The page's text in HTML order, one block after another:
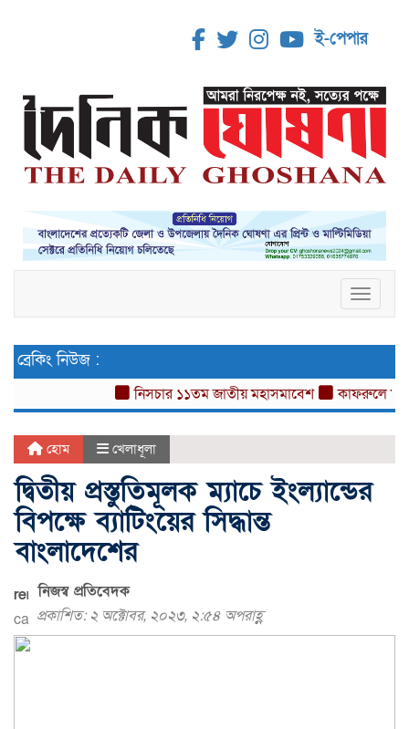
ই-পেপার
ব্রেকিং নিউজ :
নিসচার ১১তম জাতীয় মহাসমাবেশ কাফরুলে
হোম খেলাধূলা
দ্বিতীয় প্রস্তুতিমূলক ম্যাচে ইংল্যান্ডের
বিপক্ষে ব্যাটিংয়ের সিদ্ধান্ত
বাংলাদেশের
নিজস্ব প্রতিবেদক
প্রকাশিত: ২ অক্টোবর, ২০২৩, ২:৫৪ অপরাহ্ণ